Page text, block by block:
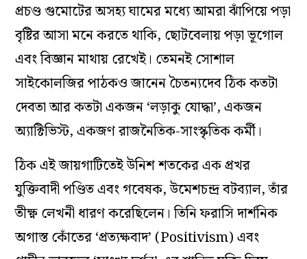
প্রচণ্ড গুমোটের অসহ্য ঘামের মধ্যে আমরা ঝাঁপিয়ে পড়া
বৃষ্টির আসা মনে করতে থাকি, ছোটবেলায় পড়া ভূগোল
এবং বিজ্ঞান মাথায় রেখেই। তেমনই সোশাল
সাইকোলজির পাঠকও জানেন চৈতন্যদেব ঠিক কতটা
দেবতা আর কতটা একজন ‘লড়াকু যোদ্ধা’, একজন
অ্যাক্টিভিস্ট, একজণ রাজনৈতিক-সাংস্কৃতিক কর্মী।
ঠিক এই জায়গাটিতেই উনিশ শতকের এক প্রখর
যুক্তিবাদী পণ্ডিত এবং গবেষক, উমেশচন্দ্র বটব্যাল, তাঁর
তীক্ষ্ণ লেখনী ধারণ করেছিলেন। তিনি ফরাসি দার্শনিক
অগাস্ত কোঁতের ‘প্রত্যক্ষবাদ’ (Positivism) এবং